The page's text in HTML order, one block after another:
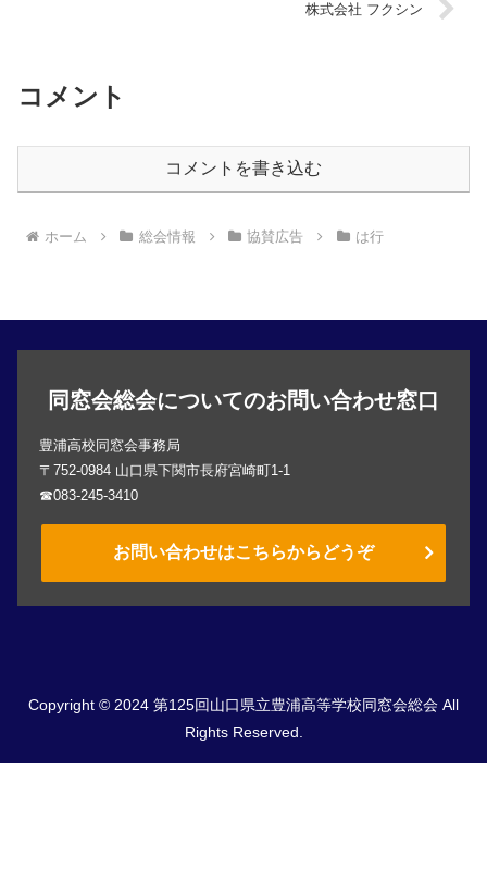
株式会社 フクシン
コメント
コメントを書き込む
ホーム 総会情報 協賛広告 は行
同窓会総会についてのお問い合わせ窓口
豊浦高校同窓会事務局
〒752-0984 山口県下関市長府宮崎町1-1
☎083-245-3410
お問い合わせはこちらからどうぞ
Copyright © 2024 第125回山口県立豊浦高等学校同窓会総会 All
Rights Reserved.